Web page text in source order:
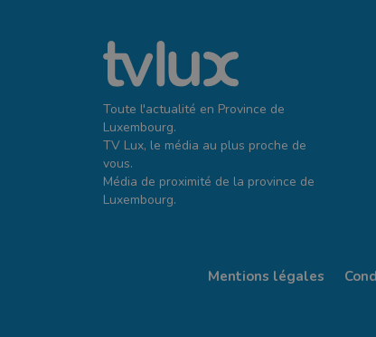
Toute l'actualité en Province de
Luxembourg.
TV Lux, le média au plus proche de
vous.
Média de proximité de la province de
Luxembourg.
Mentions légales